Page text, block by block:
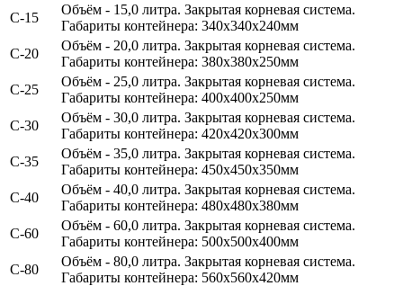
С-15
Объём - 15,0 литра. Закрытая корневая система.
Габариты контейнера: 340х340х240мм
С-20
Объём - 20,0 литра. Закрытая корневая система.
Габариты контейнера: 380х380х250мм
С-25
Объём - 25,0 литра. Закрытая корневая система.
Габариты контейнера: 400х400х250мм
С-30
Объём - 30,0 литра. Закрытая корневая система.
Габариты контейнера: 420х420х300мм
С-35
Объём - 35,0 литра. Закрытая корневая система.
Габариты контейнера: 450х450х350мм
С-40
Объём - 40,0 литра. Закрытая корневая система.
Габариты контейнера: 480х480х380мм
С-60
Объём - 60,0 литра. Закрытая корневая система.
Габариты контейнера: 500х500х400мм
С-80
Объём - 80,0 литра. Закрытая корневая система.
Габариты контейнера: 560х560х420мм